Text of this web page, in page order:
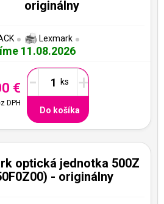
originálny
Lexmark
11.08.2026
€
DPH
- +
Do košíka
optická jednotka 500Z
- originálny